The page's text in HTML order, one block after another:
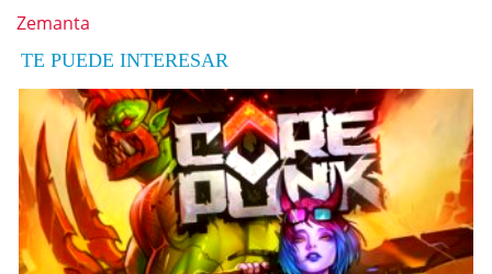
Zemanta
TE PUEDE INTERESAR